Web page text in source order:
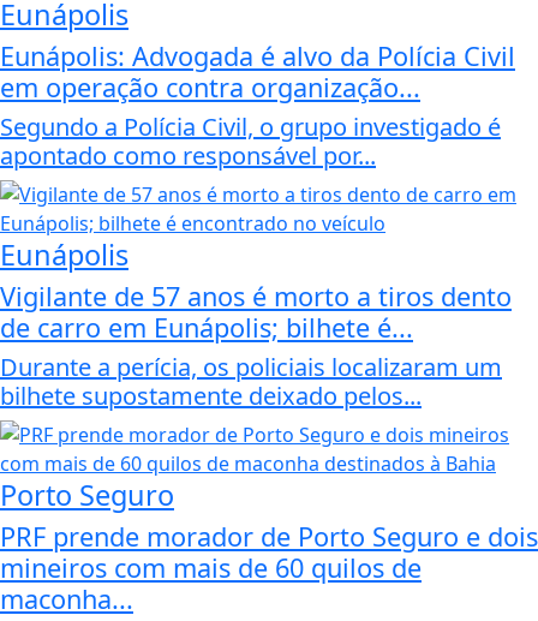
Eunápolis
Eunápolis: Advogada é alvo da Polícia Civil
em operação contra organização...
Segundo a Polícia Civil, o grupo investigado é
apontado como responsável por...
Eunápolis
Vigilante de 57 anos é morto a tiros dento
de carro em Eunápolis; bilhete é...
Durante a perícia, os policiais localizaram um
bilhete supostamente deixado pelos...
Porto Seguro
PRF prende morador de Porto Seguro e dois
mineiros com mais de 60 quilos de
maconha...